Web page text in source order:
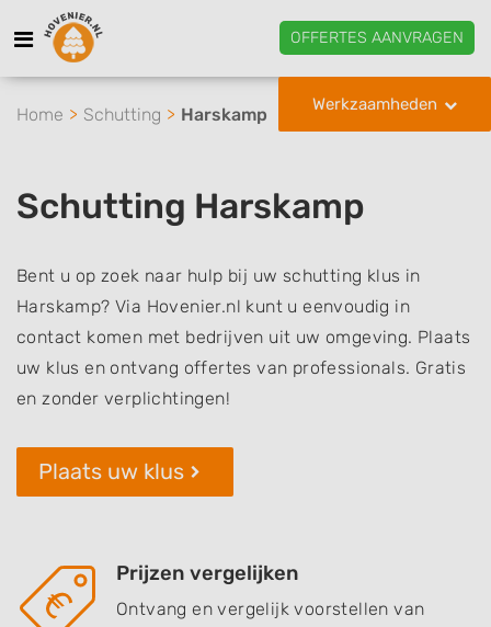
OFFERTES AANVRAGEN
Werkzaamheden
Home Schutting Harskamp
Schutting Harskamp
Bent u op zoek naar hulp bij uw schutting klus in
Harskamp? Via Hovenier.nl kunt u eenvoudig in
contact komen met bedrijven uit uw omgeving. Plaats
uw klus en ontvang offertes van professionals. Gratis
en zonder verplichtingen!
Plaats uw klus
Prijzen vergelijken
Ontvang en vergelijk voorstellen van